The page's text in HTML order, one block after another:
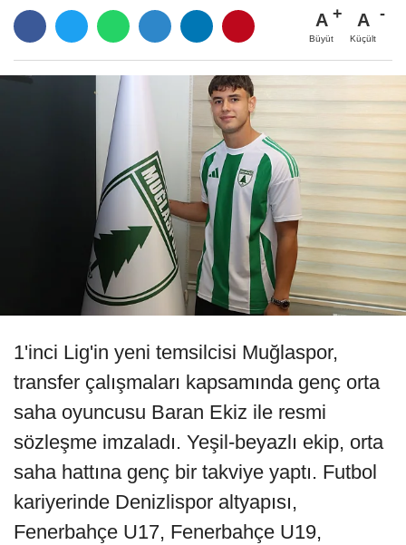
A
Büyüt
A
Küçült
1'inci Lig'in yeni temsilcisi Muğlaspor,
transfer çalışmaları kapsamında genç orta
saha oyuncusu Baran Ekiz ile resmi
sözleşme imzaladı. Yeşil-beyazlı ekip, orta
saha hattına genç bir takviye yaptı. Futbol
kariyerinde Denizlispor altyapısı,
Fenerbahçe U17, Fenerbahçe U19,